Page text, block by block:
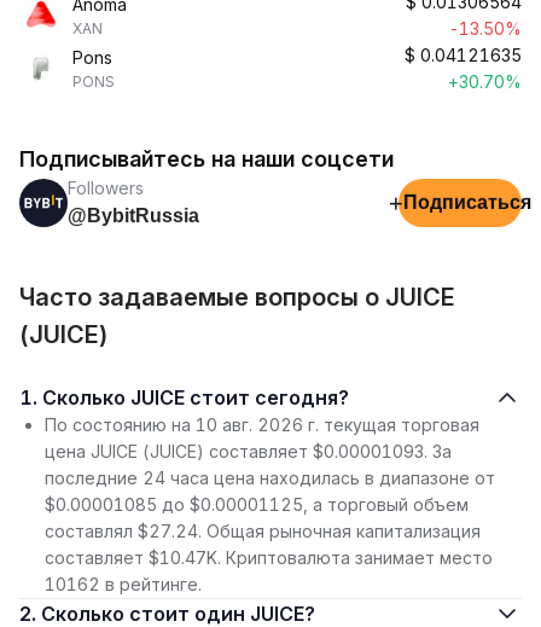
Anoma
XAN
-13.50%
Pons
PONS
$ 0.04121635
+30.70%
Подписывайтесь на наши соцсети
Followers
@BybitRussia
+ Подписаться
Часто задаваемые вопросы о JUICE
(JUICE)
1. Сколько JUICE стоит сегодня?
По состоянию на 10 авг. 2026 г. текущая торговая
цена JUICE (JUICE) составляет $0.00001093. За
последние 24 часа цена находилась в диапазоне от
$0.00001085 до $0.00001125, а торговый объем
составлял $27.24. Общая рыночная капитализация
составляет $10.47K. Криптовалюта занимает место
10162 в рейтинге.
2. Сколько стоит один JUICE?